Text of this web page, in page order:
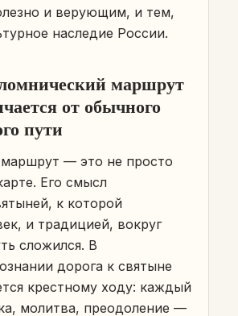
и верующим, и тем,
наследие России.
маршрут
от обычного
пути
— это не просто
Его смысл
к которой
и традицией, вокруг
сложился. В
дорога к святыне
крестному ходу: каждый
молитва, преодоление —